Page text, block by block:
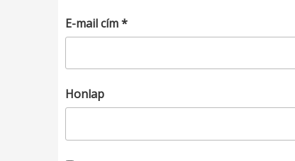
E-mail cím*
Honlap